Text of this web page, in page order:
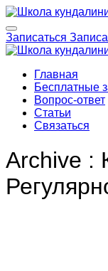
Записаться
Главная
Бесплатные
Вопрос-ответ
Статьи
Связаться
Archive :